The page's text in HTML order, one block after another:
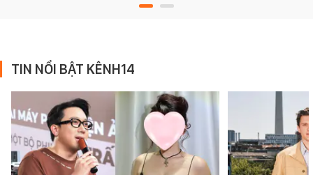
TIN NỔI BẬT KÊNH14